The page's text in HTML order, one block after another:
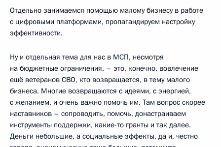
Отдельно занимаемся помощью малому бизнесу в работе
с цифровыми платформами, пропагандируем настройку
эффективности.
Ну и отдельная тема для нас в МСП, несмотря
на бюджетные ограничения, – это, конечно, вовлечение
ещё ветеранов СВО, кто возвращается, в тему малого
бизнеса. Многие возвращаются с идеями, с энергией,
с желанием, и очень важно помочь им. Там вопрос скорее
наставников – сопроводить, помочь, донастраиваем
инструменты поддержки, какие-то гранты и так далее.
Деньги небольшие, а социальные эффекты, да и, честно